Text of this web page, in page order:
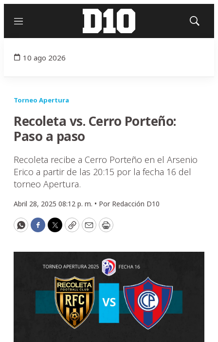
Menú
Mostrar
10 ago 2026
Torneo Apertura
Recoleta vs. Cerro Porteño:
Paso a paso
Recoleta recibe a Cerro Porteño en el Arsenio
Erico a partir de las 20:15 por la fecha 16 del
torneo Apertura.
Abril 28, 2025 08:12 p. m. • Por Redacción D10
WhatsApp
Facebook
Twitter
CopyEmailPrint